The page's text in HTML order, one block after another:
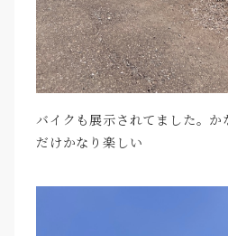
バイクも展示されてました。か
だけかなり楽しい